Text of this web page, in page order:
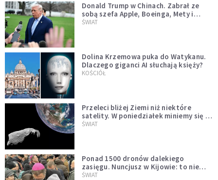
Donald Trump w Chinach. Zabrał ze
sobą szefa Apple, Boeinga, Mety i
Muska
ŚWIAT
Dolina Krzemowa puka do Watykanu.
Dlaczego giganci AI słuchają księży?
KOŚCIÓŁ
Przeleci bliżej Ziemi niż niektóre
satelity. W poniedziałek miniemy się z
asteroidą, która poprzedzi znacznie
ŚWIAT
Ponad 1500 dronów dalekiego
zasięgu. Nuncjusz w Kijowie: to nie
wygląda na wolę zakończenia wojny
ŚWIAT